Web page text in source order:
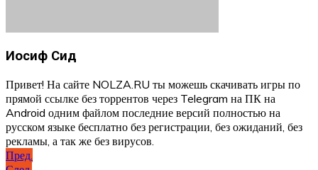
Иосиф Сид
Привет! На сайте NOLZA.RU ты можешь скачивать игры по
прямой ссылке без торрентов через Telegram на ПК на
Android одним файлом последние версий полностью на
русском языке бесплатно без регистрации, без ожиданий, без
рекламы, а так же без вирусов.
Навигация
Пред.